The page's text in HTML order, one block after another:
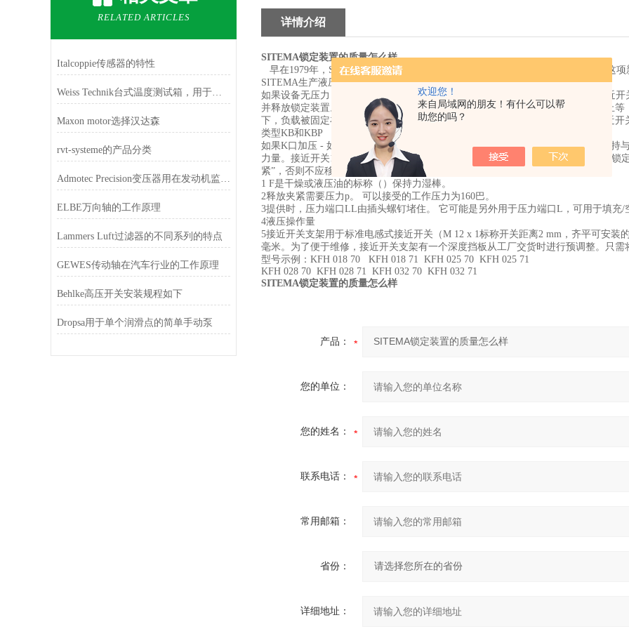
欢迎您！
来自局域网的朋友！有什么可以帮
助您的吗？
RELATED ARTICLES
Italcoppie传感器的特性
Weiss Technik台式温度测试箱，用于实验室和产品测试
Maxon motor选择汉达森
rvt-systeme的产品分类
Admotec Precision变压器用在发动机监测系统
ELBE万向轴的工作原理
Lammers Luft过滤器的不同系列的特点
GEWES传动轴在汽车行业的工作原理
Behlke高压开关安装规程如下
Dropsa用于单个润滑点的简单手动泵
详情介绍
SITEMA锁定装置的质量怎么样
早在1979年，SITEMA就开发出*个能够在活塞杆上传递高扬程制动力的系统。这
SITEMA生产液压，气动和机械操作的夹头，适用于多种不同的应用。
如果设备无压力 - 如示意图所示- 杆由弹簧力和*标称夹持夹紧可以携带武力。接近
并释放锁定装置。在所有其他业务条件，以及在电源故障的情况下，紧急情况停止
下，负载被固定在同样的方式。为避免可能出现的问题，轴不应该移动，除非接近
类型KB和KBP
如果K口加压 - 如示意图所示 - 杆由环形液压（或气动）的力夹紧活塞并且可以保持
力量。接近开关1发出“杆夹”信号。通过切换阀门，压力施加到端口L，端口L释放
紧”，否则不应移动发布了”
1 F是干燥或液压油的标称（）保持力湿棒。
2释放夹紧需要压力p。 可以接受的工作压力为160巴。
3提供时，压力端口LL由插头螺钉堵住。 它可能是另外用于压力端口L，可用于填充/
4液压操作量
5接近开关支架用于标准电感式接近开关（M 12 x 1标称开关距离2 mm，齐平可安装
毫米。为了便于维修，接近开关支架有一个深度挡板从工厂交货时进行预调整。只
型号示例：KFH 018 70 KFH 018 71 KFH 025 70 KFH 025 71
KFH 028 70 KFH 028 71 KFH 032 70 KFH 032 71
SITEMA锁定装置的质量怎么样
产品：
您的单位：
您的姓名：
联系电话：
常用邮箱：
省份：
详细地址：